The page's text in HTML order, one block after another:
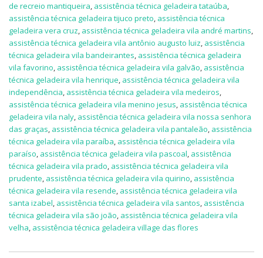
de recreio mantiqueira, assistência técnica geladeira tataúba,
assistência técnica geladeira tijuco preto, assistência técnica
geladeira vera cruz, assistência técnica geladeira vila andré martins,
assistência técnica geladeira vila antônio augusto luiz, assistência
técnica geladeira vila bandeirantes, assistência técnica geladeira
vila favorino, assistência técnica geladeira vila galvão, assistência
técnica geladeira vila henrique, assistência técnica geladeira vila
independência, assistência técnica geladeira vila medeiros,
assistência técnica geladeira vila menino jesus, assistência técnica
geladeira vila naly, assistência técnica geladeira vila nossa senhora
das graças, assistência técnica geladeira vila pantaleão, assistência
técnica geladeira vila paraíba, assistência técnica geladeira vila
paraíso, assistência técnica geladeira vila pascoal, assistência
técnica geladeira vila prado, assistência técnica geladeira vila
prudente, assistência técnica geladeira vila quirino, assistência
técnica geladeira vila resende, assistência técnica geladeira vila
santa izabel, assistência técnica geladeira vila santos, assistência
técnica geladeira vila são joão, assistência técnica geladeira vila
velha, assistência técnica geladeira village das flores